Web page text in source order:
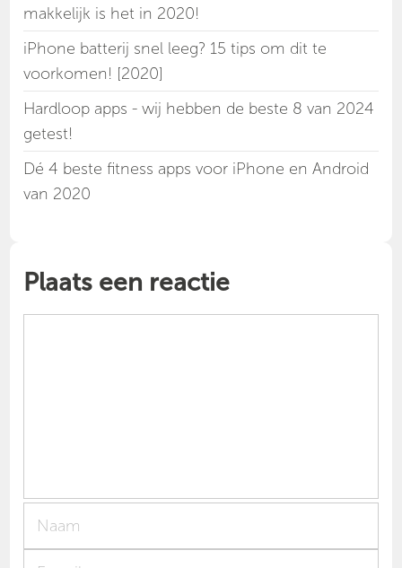
makkelijk is het in 2020!
iPhone batterij snel leeg? 15 tips om dit te
voorkomen! [2020]
Hardloop apps - wij hebben de beste 8 van 2024
getest!
Dé 4 beste fitness apps voor iPhone en Android
van 2020
Plaats een reactie